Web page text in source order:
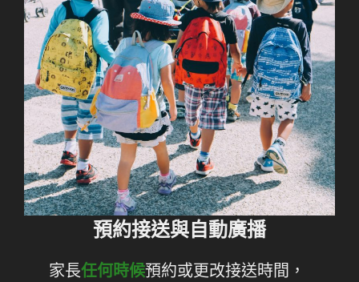
預約接送與自動廣播
家長任何時候預約或更改接送時間，